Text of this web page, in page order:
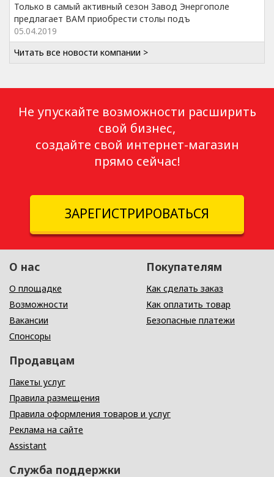
Только в самый активный сезон Завод Энергополе
предлагает ВАМ приобрести столы подъ
05.04.2019
Читать все новости компании >
Не упускайте возможности расширить
свой бизнес,
создайте свой интернет-магазин
прямо сейчас!
ЗАРЕГИСТРИРОВАТЬСЯ
О нас
О площадке
Возможности
Вакансии
Спонсоры
Покупателям
Как сделать заказ
Как оплатить товар
Безопасные платежи
Продавцам
Пакеты услуг
Правила размещения
Правила оформления товаров и услуг
Реклама на сайте
Assistant
Служба поддержки